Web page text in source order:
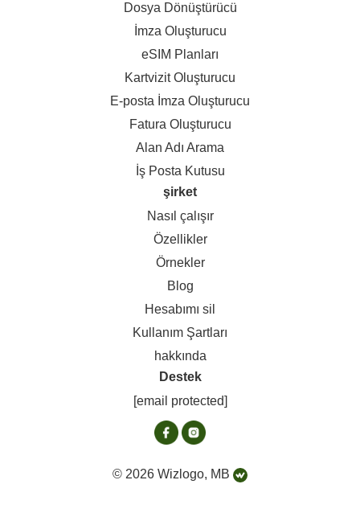
Dosya Dönüştürücü
İmza Oluşturucu
eSIM Planları
Kartvizit Oluşturucu
E-posta İmza Oluşturucu
Fatura Oluşturucu
Alan Adı Arama
İş Posta Kutusu
şirket
Nasıl çalışır
Özellikler
Örnekler
Blog
Hesabımı sil
Kullanım Şartları
hakkında
Destek
[email protected]
© 2026 Wizlogo, MB